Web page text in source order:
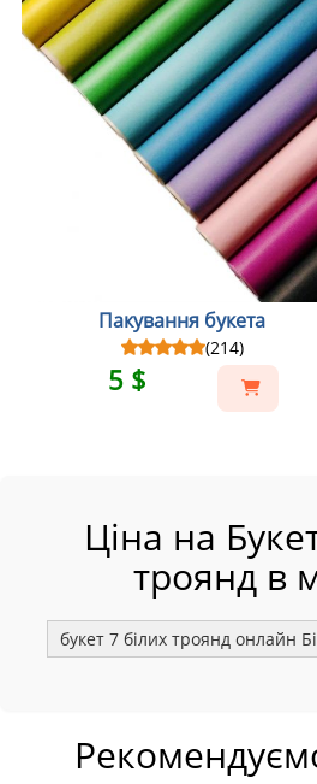
Пакування букета
(214)
5 $
Ціна на
троянд в
букет 7 білих троянд онлайн